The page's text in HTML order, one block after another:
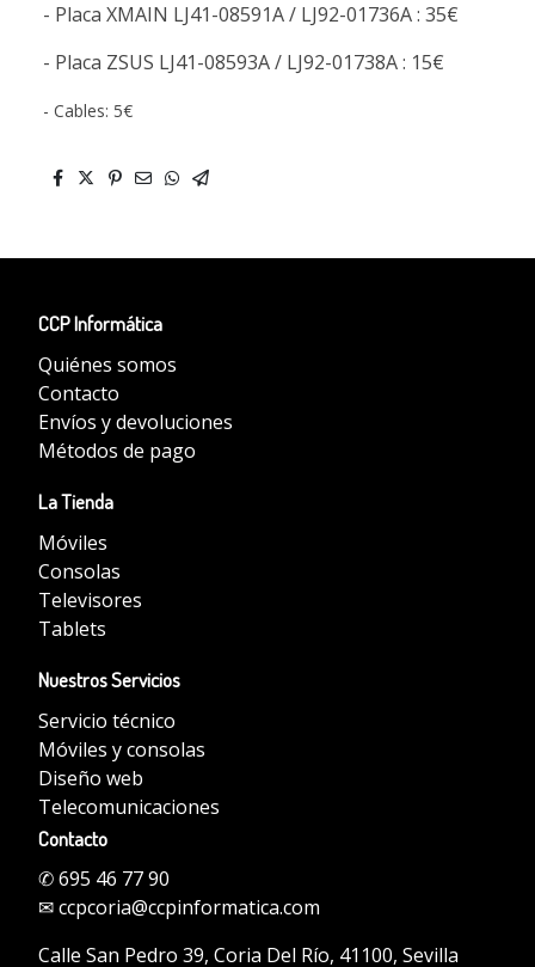
- Placa XMAIN LJ41-08591A / LJ92-01736A : 35€
- Placa ZSUS LJ41-08593A / LJ92-01738A : 15€
- Cables: 5€
CCP Informática
Quiénes somos
Contacto
Envíos y devoluciones
Métodos de pago
La Tienda
Móviles
Consolas
Televisores
Tablets
Nuestros Servicios
Servicio técnico
Móviles y consolas
Diseño web
Telecomunicaciones
Contacto
✆695 46 77 90
✉ccpcoria@ccpinformatica.com
Calle San Pedro 39, Coria Del Río, 41100, Sevilla